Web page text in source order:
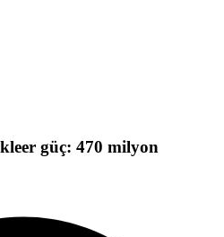
güç: 470 milyon